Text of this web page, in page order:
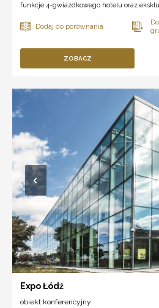
funkcje 4-gwiazdkowego hotelu oraz
ZOBACZ
Expo Łódź
obiekt konferencyjny